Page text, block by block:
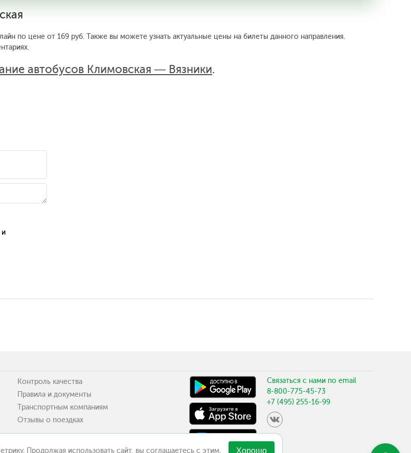
Продолжая использовать сайт, вы соглашаетесь с этим. Хорошо
по цене от 169 руб. Также вы можете узнать актуальные цены на билеты данного направления.
автобусов Климовская — Вязники.
и
Контроль качества
Правила и документы
Транспортным компаниям
Отзывы о поездках
Связаться с нами по email
8-800-775-45-73
+7 (495) 255-16-99